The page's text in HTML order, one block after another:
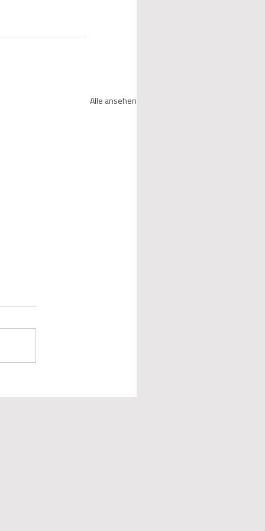
Alle ansehen